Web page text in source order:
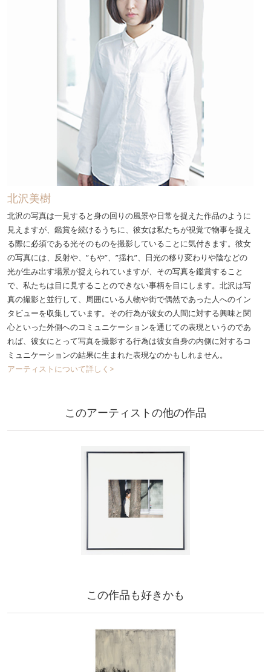
北沢美樹
北沢の写真は一見すると身の回りの風景や日常を捉えた作品のように
見えますが、鑑賞を続けるうちに、彼女は私たちが視覚で物事を捉え
る際に必須である光そのものを撮影していることに気付きます。彼女
の写真には、反射や、”もや”、”揺れ”、日光の移り変わりや陰などの
光が生み出す場景が捉えられていますが、その写真を鑑賞すること
で、私たちは目に見することのできない事柄を目にします。北沢は写
真の撮影と並行して、周囲にいる人物や街で偶然であった人へのイン
タビューを収集しています。その行為が彼女の人間に対する興味と関
心といった外側へのコミュニケーションを通じての表現というのであ
れば、彼女にとって写真を撮影する行為は彼女自身の内側に対するコ
ミュニケーションの結果に生まれた表現なのかもしれません。
アーティストについて詳しく>
このアーティストの他の作品
この作品も好きかも